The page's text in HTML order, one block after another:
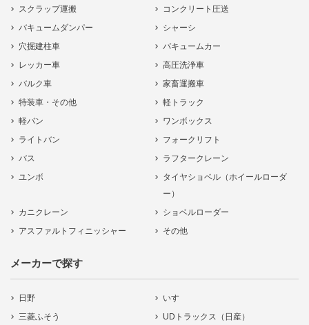
スクラップ運搬
コンクリート圧送
バキュームダンパー
シャーシ
穴掘建柱車
バキュームカー
レッカー車
高圧洗浄車
バルク車
家畜運搬車
特装車・その他
軽トラック
軽バン
ワンボックス
ライトバン
フォークリフト
バス
ラフタークレーン
ユンボ
タイヤショベル（ホイールローダ
ー）
カニクレーン
ショベルローダー
アスファルトフィニッシャー
その他
メーカーで探す
日野
いすゞ
三菱ふそう
UDトラックス（日産）